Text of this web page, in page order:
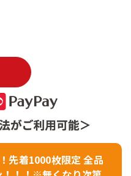
先着1000枚限定 全品